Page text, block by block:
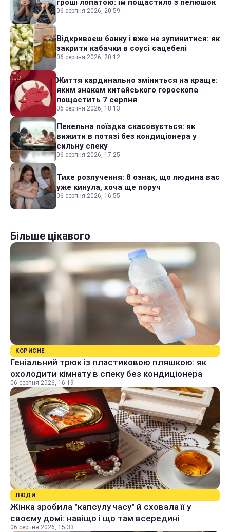
гроші лопатою: їм пощастило з пелюшок
06 серпня 2026, 20:59
Відкриваєш банку і вже не зупинитися: як
закрити кабачки в соусі сацебелі
06 серпня 2026, 20:12
Життя кардинально зміниться на краще:
яким знакам китайського гороскопа
пощастить 7 серпня
06 серпня 2026, 18:13
Пекельна поїздка скасовується: як
вижити в потязі без кондиціонера у
сильну спеку
06 серпня 2026, 17:25
Тихе розлучення: 8 ознак, що людина вас
уже кинула, хоча ще поруч
06 серпня 2026, 16:55
Більше цікавого
КОРИСНЕ
Геніальний трюк із пластиковою пляшкою: як
охолодити кімнату в спеку без кондиціонера
06 серпня 2026, 16:19
ЛЮДИ
Жінка зробила "капсулу часу" й сховала її у
своєму домі: навіщо і що там всередині
06 серпня 2026, 15:33